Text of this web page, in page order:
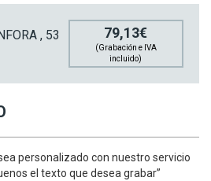
, 53
79,13€
(Grabación e IVA
incluido)
personalizado con nuestro servicio
el texto que desea grabar”